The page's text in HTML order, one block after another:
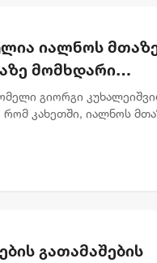
იალნოს
მომხდარი
გიორგი
რომ კახეთში, იალნოს
გათამაშების